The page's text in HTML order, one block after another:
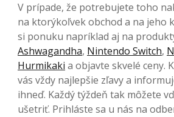
V prípade, že potrebujete toho
na ktorýkoľvek obchod a na jeho
si ponuku napríklad aj na
Ashwagandha, Nintendo Switch,
Hurmikaki a objavte skvelé ceny.
vás vždy najlepšie zľavy a
ihneď. Každý týždeň tak môžete
ušetriť. Prihláste sa u nás na